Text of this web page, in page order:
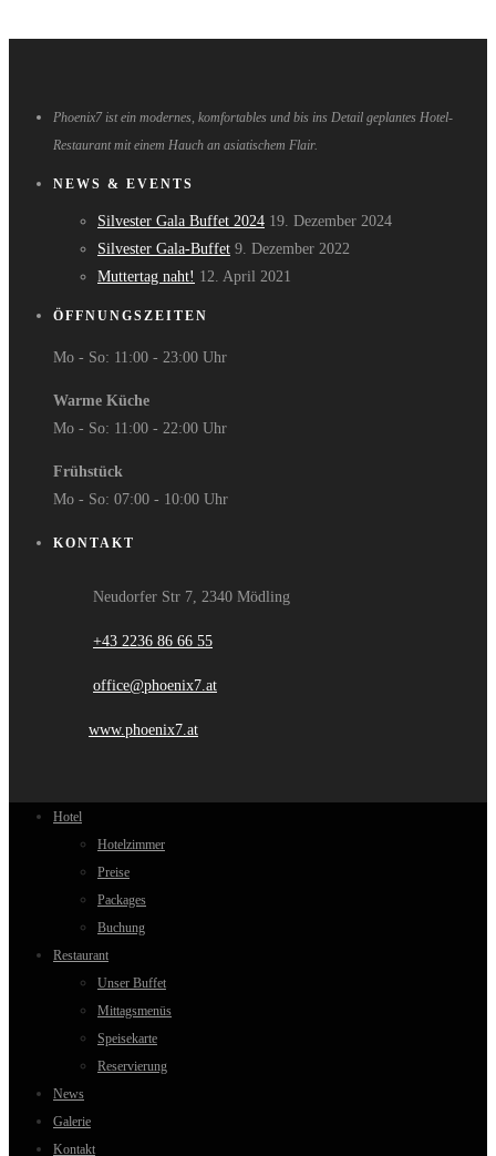
Phoenix7 ist ein modernes, komfortables und bis ins Detail geplantes Hotel-
Restaurant mit einem Hauch an asiatischem Flair.
NEWS & EVENTS
Silvester Gala Buffet 2024 19. Dezember 2024
Silvester Gala-Buffet 9. Dezember 2022
Muttertag naht! 12. April 2021
ÖFFNUNGSZEITEN
Mo - So: 11:00 - 23:00 Uhr
Warme Küche
Mo - So: 11:00 - 22:00 Uhr
Frühstück
Mo - So: 07:00 - 10:00 Uhr
KONTAKT
Neudorfer Str 7, 2340 Mödling
+43 2236 86 66 55
office@phoenix7.at
www.phoenix7.at
Hotel
Hotelzimmer
Preise
Packages
Buchung
Restaurant
Unser Buffet
Mittagsmenüs
Speisekarte
Reservierung
News
Galerie
Kontakt